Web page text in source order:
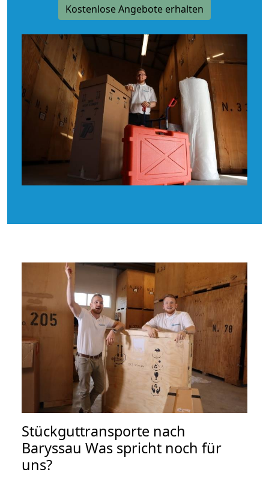
Kostenlose Angebote erhalten
Stückguttransporte nach
Baryssau Was spricht noch für
uns?